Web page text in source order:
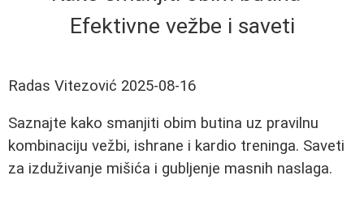
Efektivne vežbe i saveti
Radas Vitezović 2025-08-16
Saznajte kako smanjiti obim butina uz pravilnu
kombinaciju vežbi, ishrane i kardio treninga. Saveti
za izduživanje mišića i gubljenje masnih naslaga.